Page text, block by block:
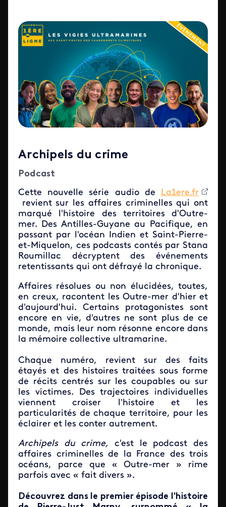
Archipels du crime
Podcast
Cette nouvelle série audio de La1ere.fr
revient sur les affaires criminelles qui ont
marqué l'histoire des territoires d'Outre-
mer. Des Antilles-Guyane au Pacifique, en
passant par l'océan Indien et Saint-Pierre-
et-Miquelon, ces podcasts contés par Stana
Roumillac décryptent des événements
retentissants qui ont défrayé la chronique.
Affaires résolues ou non élucidées, toutes,
en creux, racontent les Outre-mer d'hier et
d'aujourd'hui. Certains protagonistes sont
encore en vie, d'autres ne sont plus de ce
monde, mais leur nom résonne encore dans
la mémoire collective ultramarine.
Chaque numéro, revient sur des faits
étayés et des histoires traitées sous forme
de récits centrés sur les coupables ou sur
les victimes. Des trajectoires individuelles
viennent croiser l’histoire et les
particularités de chaque territoire, pour les
éclairer et les conter autrement.
Archipels du crime, c'est le podcast des
affaires criminelles de la France des trois
océans, parce que « Outre-mer » rime
parfois avec « fait divers ».
Découvrez dans le premier épisode l'histoire